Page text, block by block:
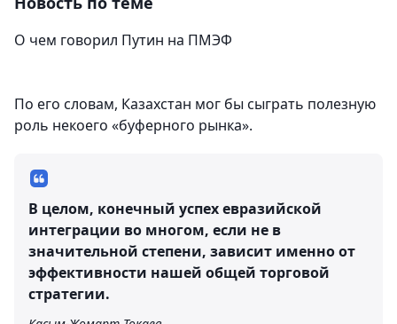
О чем говорил Путин на ПМЭФ
По его словам, Казахстан мог бы сыграть полезную
роль некоего «буферного рынка».
В целом, конечный успех евразийской
интеграции во многом, если не в
значительной степени, зависит именно от
эффективности нашей общей торговой
стратегии.